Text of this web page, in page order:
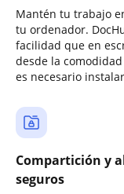
Mantén tu trabajo
tu ordenador.
facilidad que en
desde la
es necesario
Compartición y
seguros